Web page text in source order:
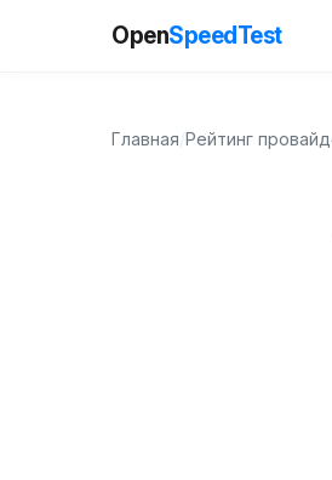
OpenSpeedTest
Главная Рейтинг